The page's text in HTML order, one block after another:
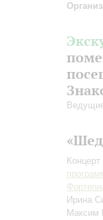
Ирина
Максим